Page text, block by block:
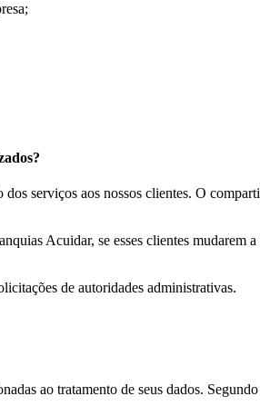
serviços aos nossos clientes. O
Acuidar, se esses clientes
de autoridades administrativas.
ao tratamento de seus dados.